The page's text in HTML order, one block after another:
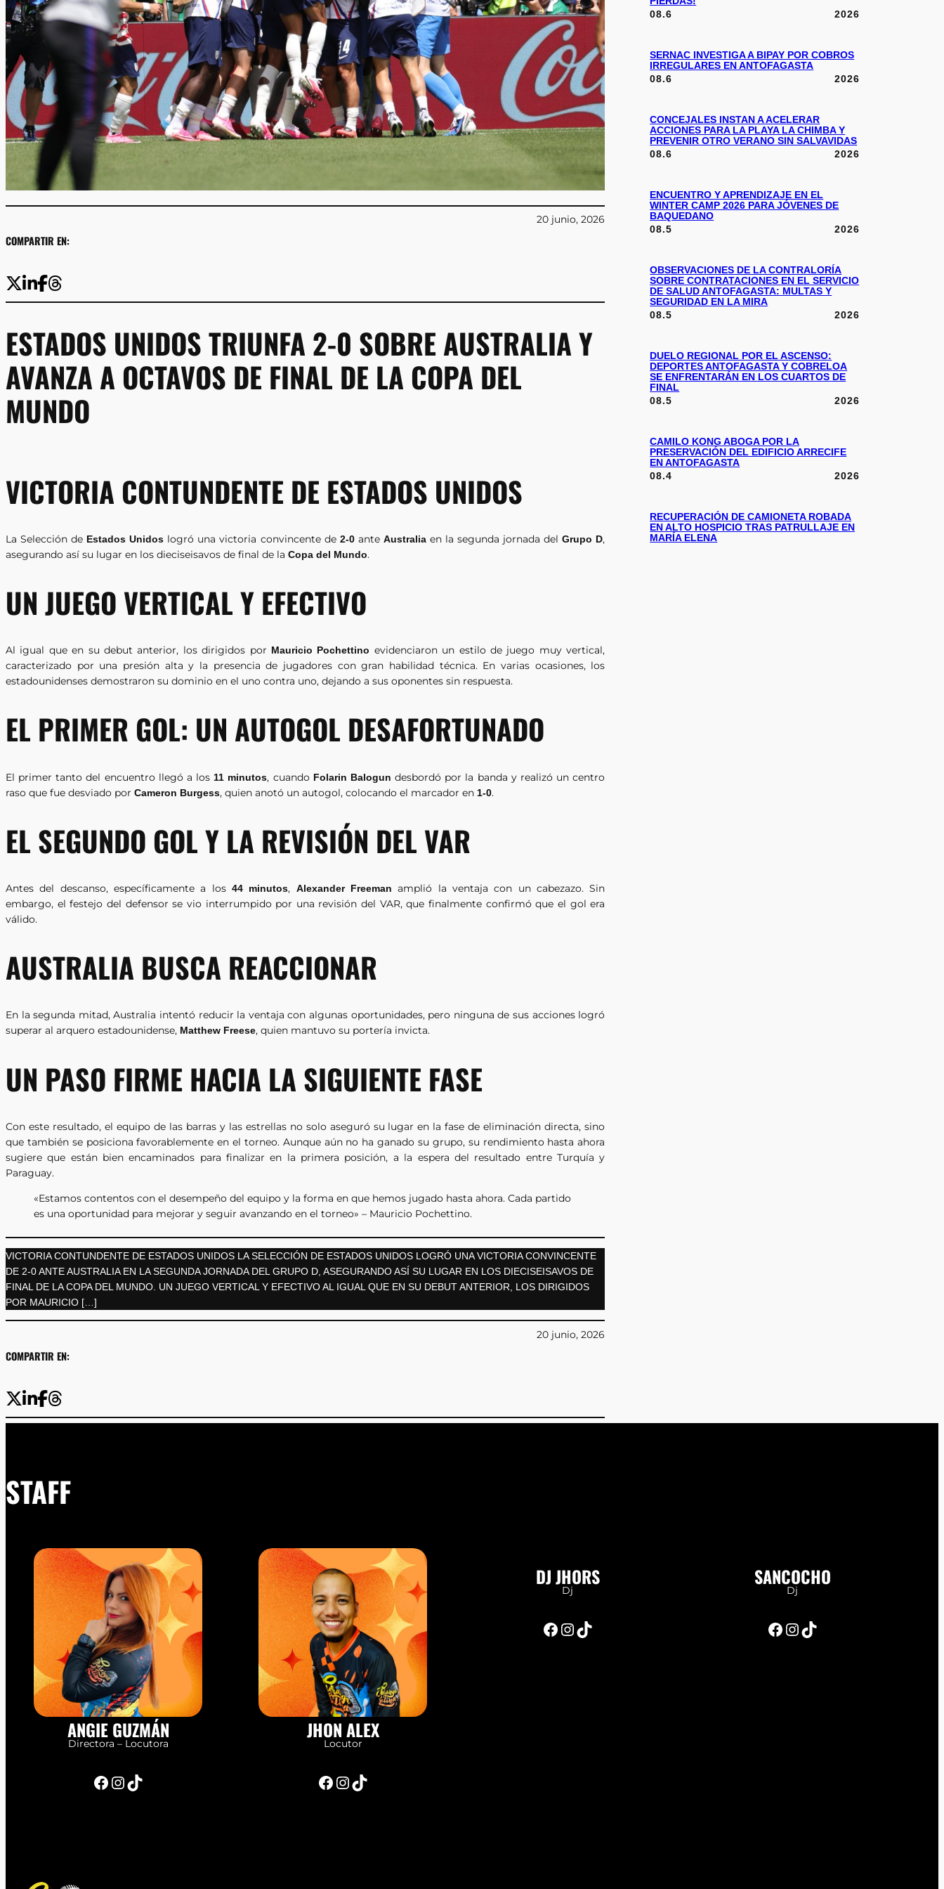
COMPARTIR EN:
20 junio, 2026
ESTADOS UNIDOS TRIUNFA 2-0 SOBRE AUSTRALIA Y
AVANZA A OCTAVOS DE FINAL DE LA COPA DEL
MUNDO
VICTORIA CONTUNDENTE DE ESTADOS UNIDOS
La Selección de Estados Unidos logró una victoria convincente de 2-0ante Australiaen la segunda jornada delGrupo D,
asegurando así su lugar en los dieciseisavos de final de la Copa del Mundo.
UN JUEGO VERTICAL Y EFECTIVO
Al igual que en su debut anterior, los dirigidos por Mauricio Pochettino evidenciaron un estilo de juego muy vertical,
caracterizado por una presión alta y la presencia de jugadores con gran habilidad técnica. En varias ocasiones, los
estadounidenses demostraron su dominio en el uno contra uno, dejando a sus oponentes sin respuesta.
EL PRIMER GOL: UN AUTOGOL DESAFORTUNADO
El primer tanto del encuentro llegó a los 11 minutos, cuando Folarin Balogun desbordó por la banda y realizó un centro
raso que fue desviado por Cameron Burgess, quien anotó un autogol, colocando el marcador en 1-0.
EL SEGUNDO GOL Y LA REVISIÓN DEL VAR
Antes del descanso, específicamente a los 44 minutos, Alexander Freeman amplió la ventaja con un cabezazo. Sin
embargo, el festejo del defensor se vio interrumpido por una revisión del VAR, que finalmente confirmó que el gol era
válido.
AUSTRALIA BUSCA REACCIONAR
En la segunda mitad, Australia intentó reducir la ventaja con algunas oportunidades, pero ninguna de sus acciones logró
superar al arquero estadounidense, Matthew Freese, quien mantuvo su portería invicta.
UN PASO FIRME HACIA LA SIGUIENTE FASE
Con este resultado, el equipo de las barras y las estrellas no solo aseguró su lugar en la fase de eliminación directa, sino
que también se posiciona favorablemente en el torneo. Aunque aún no ha ganado su grupo, su rendimiento hasta ahora
sugiere que están bien encaminados para finalizar en la primera posición, a la espera del resultado entre Turquía y
Paraguay.
«Estamos contentos con el desempeño del equipo y la forma en que hemos jugado hasta ahora. Cada partido
es una oportunidad para mejorar y seguir avanzando en el torneo» – Mauricio Pochettino.
VICTORIA CONTUNDENTE DE ESTADOS UNIDOS LA SELECCIÓN DE ESTADOS UNIDOS LOGRÓ UNA VICTORIA CONVINCENTE
DE 2-0 ANTE AUSTRALIA EN LA SEGUNDA JORNADA DEL GRUPO D, ASEGURANDO ASÍ SU LUGAR EN LOS DIECISEISAVOS DE
FINAL DE LA COPA DEL MUNDO. UN JUEGO VERTICAL Y EFECTIVO AL IGUAL QUE EN SU DEBUT ANTERIOR, LOS DIRIGIDOS
POR MAURICIO […]
COMPARTIR EN:
20 junio, 2026
08.6
2026
SERNAC INVESTIGA A BIPAY POR COBROS
IRREGULARES EN ANTOFAGASTA
08.6
2026
CONCEJALES INSTAN A ACELERAR
ACCIONES PARA LA PLAYA LA CHIMBA Y
PREVENIR OTRO VERANO SIN SALVAVIDAS
08.6
2026
ENCUENTRO Y APRENDIZAJE EN EL
WINTER CAMP 2026 PARA JÓVENES DE
BAQUEDANO
08.5
2026
OBSERVACIONES DE LA CONTRALORÍA
SOBRE CONTRATACIONES EN EL SERVICIO
DE SALUD ANTOFAGASTA: MULTAS Y
SEGURIDAD EN LA MIRA
08.5
2026
DUELO REGIONAL POR EL ASCENSO:
DEPORTES ANTOFAGASTA Y COBRELOA
SE ENFRENTARÁN EN LOS CUARTOS DE
FINAL
08.5
2026
CAMILO KONG ABOGA POR LA
PRESERVACIÓN DEL EDIFICIO ARRECIFE
EN ANTOFAGASTA
08.4
2026
RECUPERACIÓN DE CAMIONETA ROBADA
EN ALTO HOSPICIO TRAS PATRULLAJE EN
MARÍA ELENA
STAFF
ANGIE GUZMÁN
Directora – Locutora
Facebook InstagramTikTok
JHON ALEX
Locutor
Facebook InstagramTikTok
DJ JHORS
Dj
Facebook InstagramTikTok
SANCOCHO
Dj
Facebook InstagramTikTok